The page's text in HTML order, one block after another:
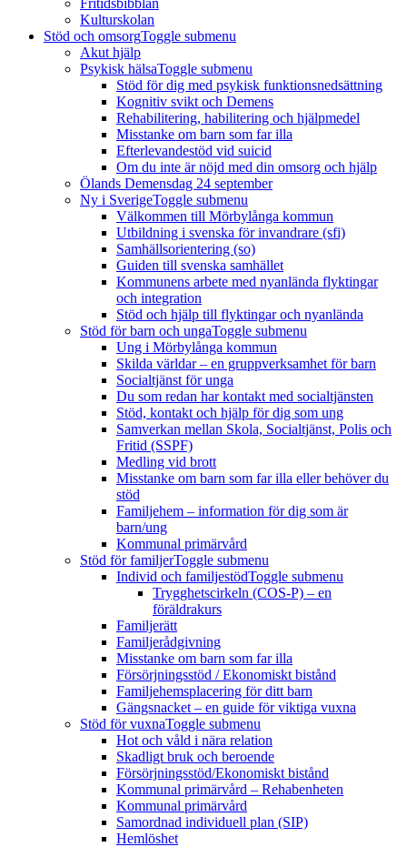
Fritidsbibblan
Kulturskolan
Stöd och omsorgToggle submenu
Akut hjälp
Psykisk hälsaToggle submenu
Stöd för dig med psykisk funktionsnedsättning
Kognitiv svikt och Demens
Rehabilitering, habilitering och hjälpmedel
Misstanke om barn som far illa
Efterlevandestöd vid suicid
Om du inte är nöjd med din omsorg och hjälp
Ölands Demensdag 24 september
Ny i SverigeToggle submenu
Välkommen till Mörbylånga kommun
Utbildning i svenska för invandrare (sfi)
Samhällsorientering (so)
Guiden till svenska samhället
Kommunens arbete med nyanlända flyktingar
och integration
Stöd och hjälp till flyktingar och nyanlända
Stöd för barn och ungaToggle submenu
Ung i Mörbylånga kommun
Skilda världar – en gruppverksamhet för barn
Socialtjänst för unga
Du som redan har kontakt med socialtjänsten
Stöd, kontakt och hjälp för dig som ung
Samverkan mellan Skola, Socialtjänst, Polis och
Fritid (SSPF)
Medling vid brott
Misstanke om barn som far illa eller behöver du
stöd
Familjehem – information för dig som är
barn/ung
Kommunal primärvård
Stöd för familjerToggle submenu
Individ och familjestödToggle submenu
Trygghetscirkeln (COS-P) – en
föräldrakurs
Familjerätt
Familjerådgivning
Misstanke om barn som far illa
Försörjningsstöd / Ekonomiskt bistånd
Familjehemsplacering för ditt barn
Gängsnacket – en guide för viktiga vuxna
Stöd för vuxnaToggle submenu
Hot och våld i nära relation
Skadligt bruk och beroende
Försörjningsstöd/Ekonomiskt bistånd
Kommunal primärvård – Rehabenheten
Kommunal primärvård
Samordnad individuell plan (SIP)
Hemlöshet